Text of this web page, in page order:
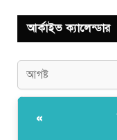
আর্কাইভ ক্যালেন্ডার
«